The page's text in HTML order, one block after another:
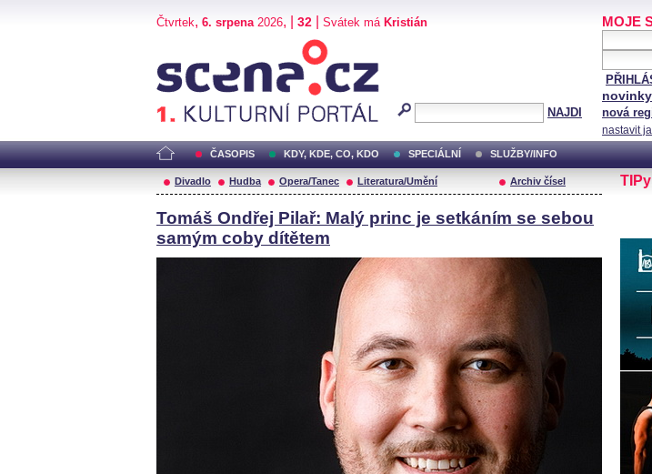
Čtvrtek, 6. srpena2026, | 32 Svátek má Kristián
NAJDI
MOJE
nová
nastavit
ČASOPIS KDY, KDE, CO, KDO SPECIÁLNÍ SLUŽBY/INFO
Divadlo Hudba Opera/Tanec Literatura/Umění Archiv čísel
Tomáš Ondřej Pilař: Malý princ je setkáním se sebou
samým coby dítětem